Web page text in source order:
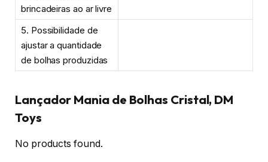
brincadeiras ao ar livre
5. Possibilidade de
ajustar a quantidade
de bolhas produzidas
Lançador Mania de Bolhas Cristal, DM
Toys
No products found.